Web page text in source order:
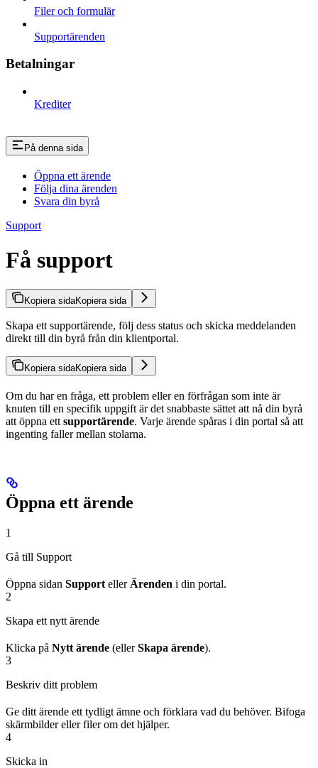
Filer och formulär
Supportärenden
Betalningar
Krediter
På denna sida
Öppna ett ärende
Följa dina ärenden
Svara din byrå
Support
Få support
Kopiera sidaKopiera sida
Skapa ett supportärende, följ dess status och skicka meddelanden
direkt till din byrå från din klientportal.
Kopiera sidaKopiera sida
Om du har en fråga, ett problem eller en förfrågan som inte är
knuten till en specifik uppgift är det snabbaste sättet att nå din byrå
att öppna ett supportärende. Varje ärende spåras i din portal så att
ingenting faller mellan stolarna.
Öppna ett ärende
1
Gå till Support
Öppna sidan Support eller Ärenden i din portal.
2
Skapa ett nytt ärende
Klicka på Nytt ärende (ellerSkapa ärende).
3
Beskriv ditt problem
Ge ditt ärende ett tydligt ämne och förklara vad du behöver. Bifoga
skärmbilder eller filer om det hjälper.
4
Skicka in